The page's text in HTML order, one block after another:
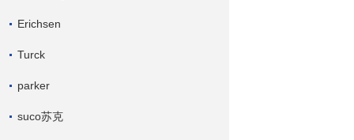
Erichsen
Turck
parker
suco苏克